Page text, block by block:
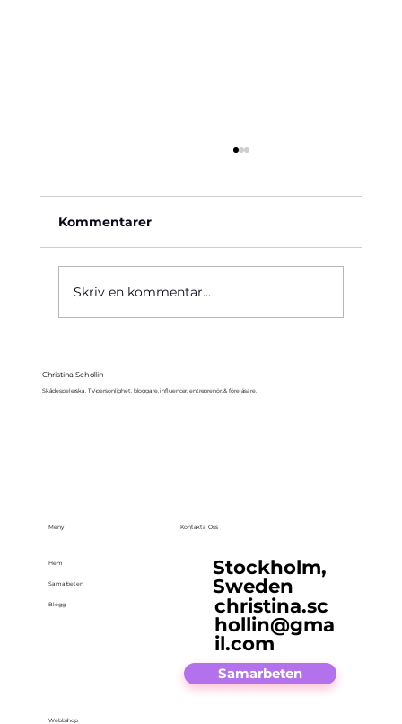
Kommentarer
Skriv en kommentar...
Christina Schollin
Skådespelerska, TV-personlighet, bloggare, influencer, entreprenör, & föreläsare.
Meny
Hem
Samarbeten
Blogg
Webbshop
Kontakta Oss
Stockholm,
Sweden
christina.sc
hollin@gma
il.com
Samarbeten